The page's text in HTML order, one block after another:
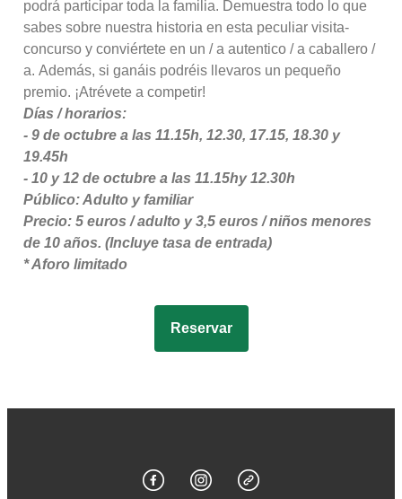
podrá participar toda la familia. Demuestra todo lo que
sabes sobre nuestra historia en esta peculiar visita-
concurso y conviértete en un / a autentico / a caballero /
a. Además, si ganáis podréis llevaros un pequeño
premio. ¡Atrévete a competir!
Días / horarios:
- 9 de octubre a las 11.15h, 12.30, 17.15, 18.30 y
19.45h
- 10 y 12 de octubre a las 11.15hy 12.30h
Público: Adulto y familiar
Precio: 5 euros / adulto y 3,5 euros / niños menores
de 10 años. (Incluye tasa de entrada)
* Aforo limitado
Reservar